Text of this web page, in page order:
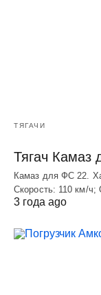
ТЯГАЧИ
Тягач Камаз
Камаз для ФС 22.
Скорость: 110 км/
3 года ago